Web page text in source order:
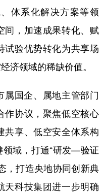
时尚 悦读
亚太网 上市公司
河北 山西
上海 江苏
福建 江西
湖北 湖南
体系化解决方案等领
间，加速成果转化、赋
试验优势转化为共享场
济领域的稀缺价值。
国企、属地主管部门
作协议，聚焦低空核心
共享、低空安全体系构
域，打通“研发—验证
，打造央地协同创新典
天科技集团进一步明确